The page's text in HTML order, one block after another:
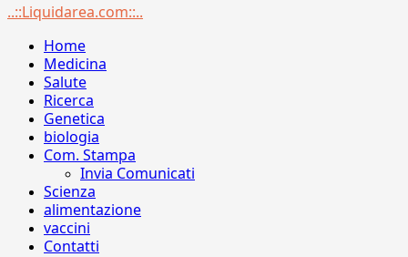
Menu
..::Liquidarea.com::..
Home
Medicina
Salute
Ricerca
Genetica
biologia
Com. Stampa
Invia Comunicati
Scienza
alimentazione
vaccini
Contatti